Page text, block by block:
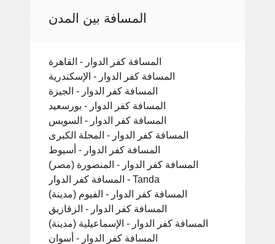
المسافة بين المدن
المسافة كفر الدوار - القاهرة
المسافة كفر الدوار - الإسكندرية
المسافة كفر الدوار - الجيزة
المسافة كفر الدوار - بورسعيد
المسافة كفر الدوار - السويس
المسافة كفر الدوار - المحلة الكبرى
المسافة كفر الدوار - أسيوط
المسافة كفر الدوار - المنصورة (مصر)
المسافة كفر الدوار - Tanda
المسافة كفر الدوار - الفيوم (مدينة)
المسافة كفر الدوار - الزقازيق
المسافة كفر الدوار - الإسماعيلية (مدينة)
المسافة كفر الدوار - أسوان